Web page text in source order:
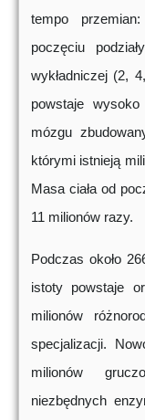
tempo
poczęciu
wykładniczej (2,
powstaje
mózgu
którymi istnieją
Masa ciała od
11 milionów razy.
Podczas około
istoty powstaje
milionów
specjalizacji.
milionów
niezbędnych